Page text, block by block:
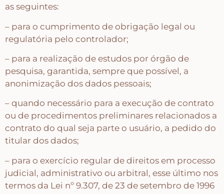
as seguintes:
– para o cumprimento de obrigação legal ou
regulatória pelo controlador;
– para a realização de estudos por órgão de
pesquisa, garantida, sempre que possível, a
anonimização dos dados pessoais;
– quando necessário para a execução de contrato
ou de procedimentos preliminares relacionados a
contrato do qual seja parte o usuário, a pedido do
titular dos dados;
– para o exercício regular de direitos em processo
judicial, administrativo ou arbitral, esse último nos
termos da Lei nº 9.307, de 23 de setembro de 1996